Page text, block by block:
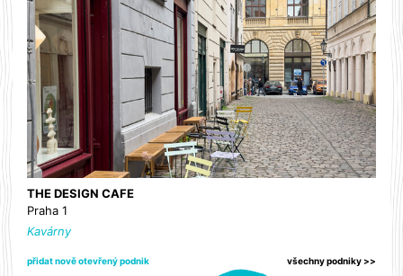
THE DESIGN CAFE
Praha 1
Kavárny
přidat nově otevřený podnik všechny podniky >>